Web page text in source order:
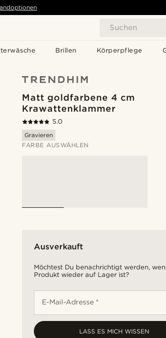
Suchen
Brillen Körperpflege
Matt goldfarbene 4 cm
Krawattenklammer
5.0
Gravieren
FARBE AUSWÄHLEN
Ausverkauft
Möchtest Du benachrichtigt werden,
Produkt wieder auf Lager ist?
E-Mail-Adresse *
LASS ES MICH WISSEN